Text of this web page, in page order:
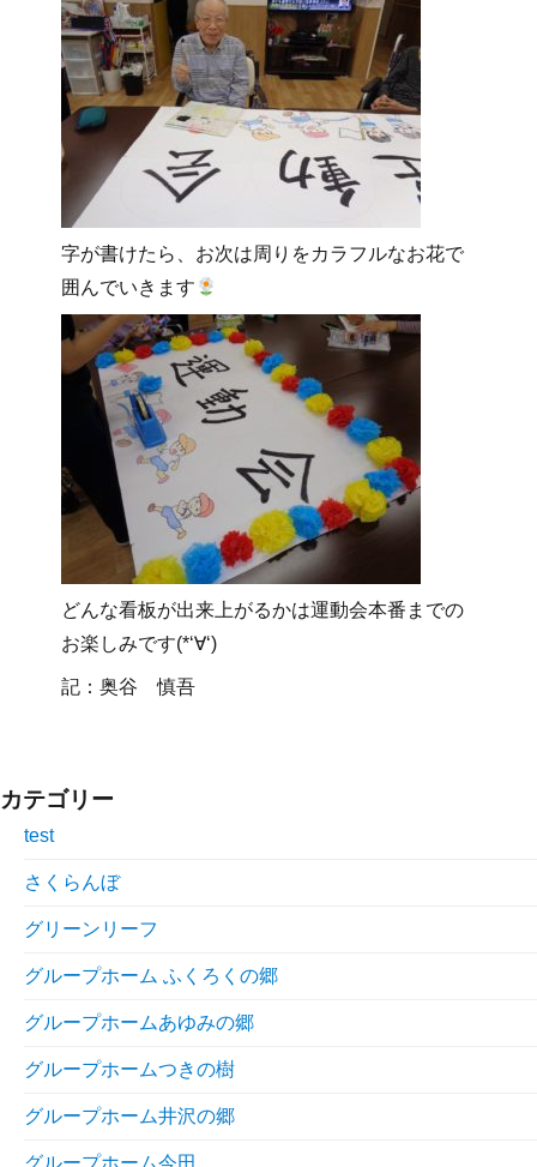
字が書けたら、お次は周りをカラフルなお花で
囲んでいきます
どんな看板が出来上がるかは運動会本番までの
お楽しみです(*‘∀‘)
記：奥谷 慎吾
カテゴリー
test
さくらんぼ
グリーンリーフ
グループホーム ふくろくの郷
グループホームあゆみの郷
グループホームつきの樹
グループホーム井沢の郷
グループホーム今田